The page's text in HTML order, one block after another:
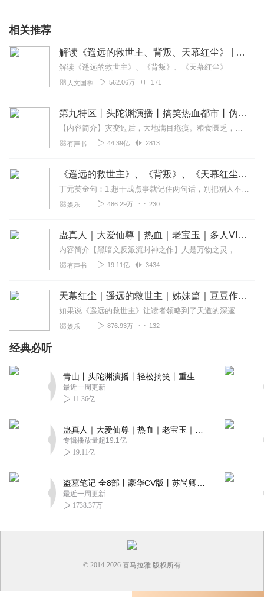
相关推荐
解读《遥远的救世主、背叛、天幕红尘》 | 天道解读
解读《遥远的救世主》、《背叛》、《天幕红尘》
人文国学 562.06万 171
第九特区丨头陀渊演播丨搞笑热血都市丨伪戒丨VIP免费多人有声剧
【内容简介】灾变过后，大地满目疮痍。粮食匮乏，资源紧俏，局势混乱……一位从待规划区杀出来的青年，背对着漫天黄沙，孤身来到九区谋生，却不曾想偶然结识三五好友，一念...
有声书 44.39亿 2813
《遥远的救世主》、《背叛》、《天幕红尘》 豆豆解读版 | 揭示天道的秘密 | 王志文经典
丁元英金句：1.想干成点事就记住两句话，别把别人不当人了，别把自己太当人了。2.任何一种命运，归根结底都是那种文化属性的产物，不以人的意志为转移。3.不管是文化...
娱乐 486.29万 230
蛊真人｜大爱仙尊｜热血｜老宝玉｜多人VIP免费有声剧
内容简介【黑暗文反派流封神之作】人是万物之灵，蛊是天地真精。一个穿越者不断重生的故事。一个养蛊、炼蛊、用蛊的奇特世界。配音组（男角色）老宝玉旁白...
有声书 19.11亿 3434
天幕红尘｜遥远的救世主｜姊妹篇｜豆豆作品
如果说《遥远的救世主》让读者领略到了天道的深邃和神奇，让我们不禁感慨：人原来可以这样活着。那么《天幕红尘》则是对《遥远的救世主》最好的解读。主人公叶子农如禅谒般...
娱乐 876.93万 132
经典必听
最近一周更新
11.36亿
专辑播放量超19.1亿
19.11亿
最近一周更新
1738.37万
© 2014-2026 喜马拉雅 版权所有